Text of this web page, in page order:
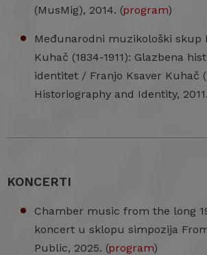
(MusMig), 2014. (program)
Međunarodni muzikološki skup
Kuhač (1834-1911): Glazbena
identitet / Franjo Ksaver Kuhač
Historiography and Identity,
KONCERTI
Chamber music from the long
koncert u sklopu simpozija
Public, 2025. (program)